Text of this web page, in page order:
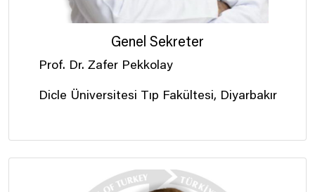
Genel Sekreter
Prof. Dr. Zafer Pekkolay
Dicle Üniversitesi Tıp Fakültesi, Diyarbakır